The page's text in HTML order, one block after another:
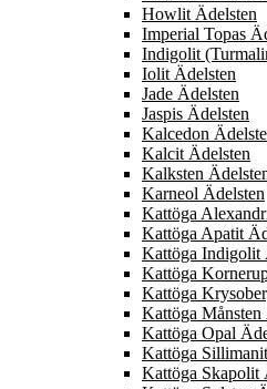
Howlit Ädelsten
Imperial Topas
Indigolit
Iolit Ädelsten
Jade Ädelsten
Jaspis Ädelsten
Kalcedon
Kalcit Ädelsten
Kalksten
Karneol Ädelsten
Kattöga
Kattöga Apatit
Kattöga Indigolit
Kattöga
Kattöga
Kattöga Månsten
Kattöga Opal
Kattöga
Kattöga Skapolit